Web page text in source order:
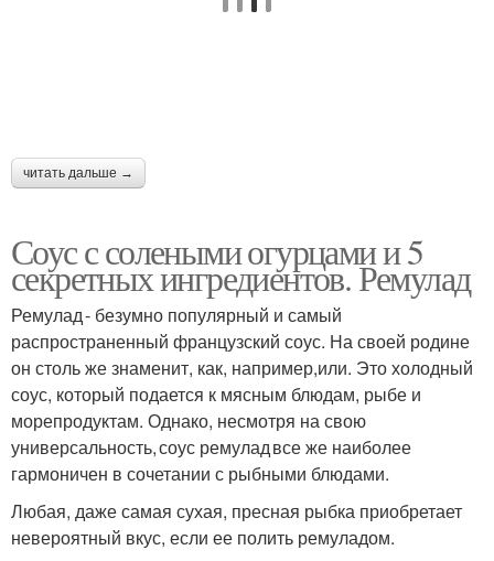
соусе
Вкусный соус
Клюквенный соус Соус к мясу
Соус к утке Соус к индейке
читать дальше →
Соус с солеными огурцами и 5
секретных ингредиентов. Ремулад
Ремулад - безумно популярный и самый
распространенный французский соус. На своей родине
он столь же знаменит, как, например,или. Это холодный
соус, который подается к мясным блюдам, рыбе и
морепродуктам. Однако, несмотря на свою
универсальность, соус ремулад все же наиболее
гармоничен в сочетании с рыбными блюдами.
Любая, даже самая сухая, пресная рыбка приобретает
невероятный вкус, если ее полить ремуладом.